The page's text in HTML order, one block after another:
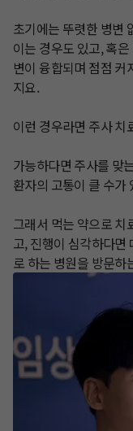
초기에는 뚜렷한 병변
이는 경우도 있고, 혹
변이 융합되며 점점 커
지요.
이런 경우라면 주사 치
가능하다면 주사를 맞
환자의 고통이 클 수가
그래서 먹는 약으로 치
고, 진행이 심각하다면
로 하는 병원을 방문하